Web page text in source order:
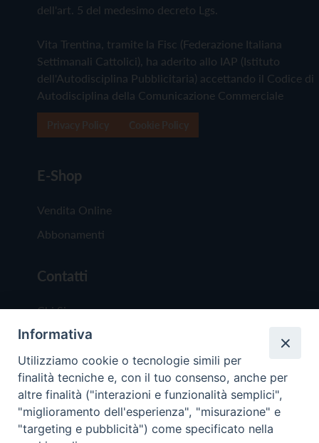
dell'art. 5 del medesimo decreto Lgs.
Vita Trentina, tramite la Fisc (Federazione Italiana
Settimanali Cattolici), ha aderito allo IAP (Istituto
dell'Autodisciplina Pubblicitaria) accettando il Codice di
Autodisciplina della Comunicazione Commerciale
E-Shop
Vendita Online
Abbonamenti
Contatti
Chi Siamo
Redazione
Scrivici
Informativa
Utilizziamo cookie o tecnologie simili per
finalità tecniche e, con il tuo consenso, anche per
altre finalità ("interazioni e funzionalità semplici",
"miglioramento dell'esperienza", "misurazione" e
"targeting e pubblicità") come specificato nella